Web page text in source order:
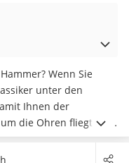
Wenn Sie
unter den
Ihnen der
die Ohren fliegt,ist
setzen. Die
gut verarbeitet